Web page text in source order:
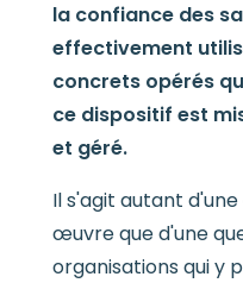
la confiance des
effectivement
concrets opérés
ce dispositif est
et géré.
Il s'agit autant
œuvre que d'une
organisations qui y